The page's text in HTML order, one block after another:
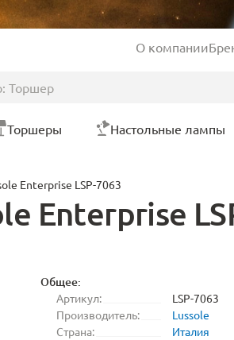
О компании
Торшеры Настольные лампы
Enterprise LSP-7063
Enterprise
Общее:
Артикул:
LSP-7063
Производитель:
Lussole
Страна:
Италия